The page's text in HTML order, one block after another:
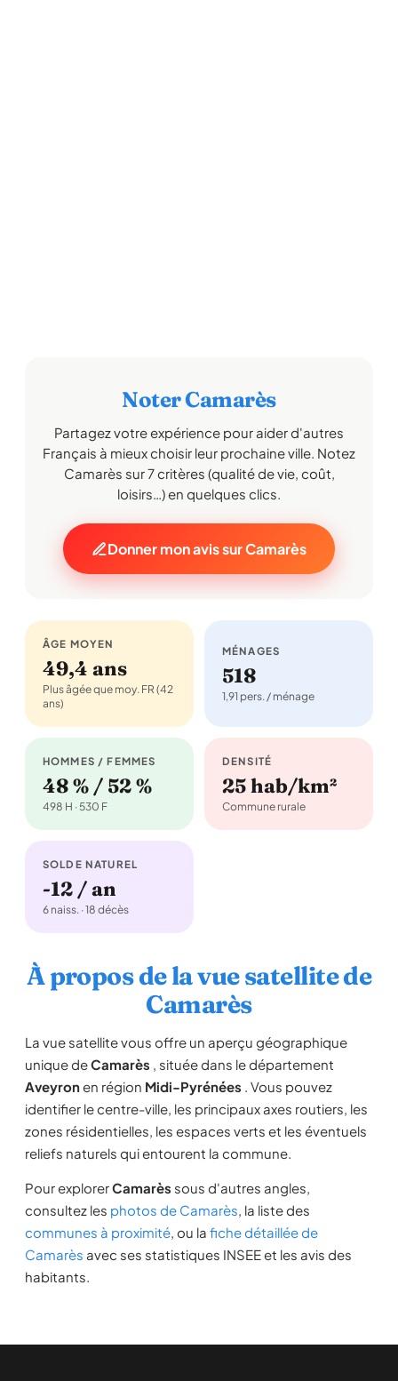
Noter Camarès
Partagez votre expérience pour aider d'autres
Français à mieux choisir leur prochaine ville. Notez
Camarès sur 7 critères (qualité de vie, coût,
loisirs…) en quelques clics.
Donner mon avis sur Camarès
ÂGE MOYEN
49,4 ans
Plus âgée que moy. FR (42
ans)
MÉNAGES
518
1,91 pers. / ménage
HOMMES / FEMMES
48 % / 52 %
498 H · 530 F
DENSITÉ
25 hab/km²
Commune rurale
SOLDE NATUREL
-12 / an
6 naiss. · 18 décès
À propos de la vue satellite de
Camarès
La vue satellite vous offre un aperçu géographique
unique deCamarès , située dans le département
Aveyronen région Midi-Pyrénées . Vous pouvez
identifier le centre-ville, les principaux axes routiers, les
zones résidentielles, les espaces verts et les éventuels
reliefs naturels qui entourent la commune.
Pour explorerCamarès sous d'autres angles,
consultez les photos de Camarès, la liste des
communes à proximité, ou la fiche détaillée de
Camarès avec ses statistiques INSEE et les avis des
habitants.